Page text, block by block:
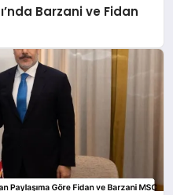
Barzani ve Fidan